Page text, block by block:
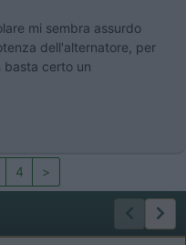
mi sembra assurdo
dell'alternatore, per
basta certo un
4 >